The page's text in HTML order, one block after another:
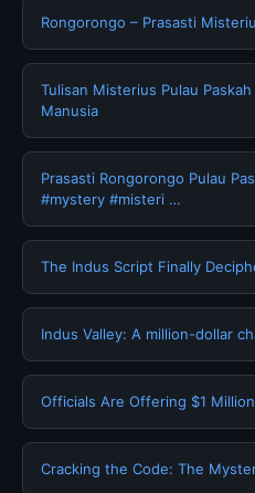
Rongorongo – Prasasti
Tulisan Misterius Pulau
Manusia
Prasasti Rongorongo Pulau
#mystery #misteri …
The Indus Script Finally
Indus Valley: A million-dollar
Officials Are Offering $1
Cracking the Code: The